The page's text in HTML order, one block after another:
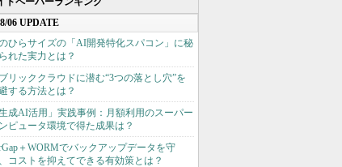
06 UPDATE
ひらサイズの「AI開発特化スパコン」に秘
れた実力とは？
リッククラウドに潜む“3つの落とし穴”を
する方法とは？
生成AI活用」実践事例：月額利用のスーパー
ピュータ環境で得た成果は？
＋WORMでバックアップデータを守
コストを抑えてできる有効策とは？